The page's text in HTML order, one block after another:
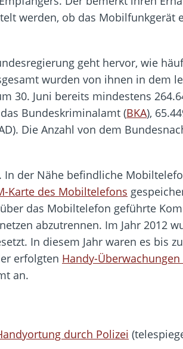
werden, ob das
geht hervor, wie
wurden von ihnen in dem
30. Juni bereits mindestens
Bundeskriminalamt (BKA),
Die Anzahl von dem
In der Nähe befindliche
Karte des Mobiltelefons
das Mobiltelefon geführte
abzutrennen. Im Jahr 2012
In diesem Jahr waren es bis
erfolgten Handy-
an.
durch Polizei